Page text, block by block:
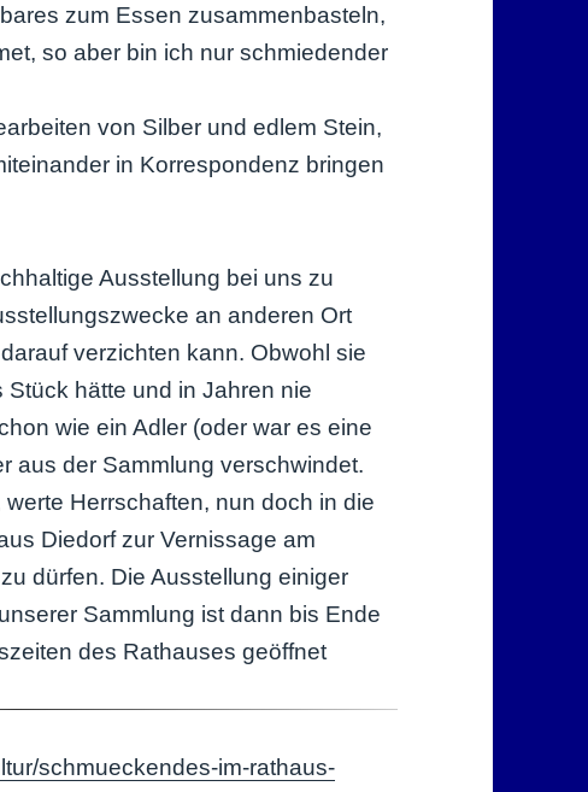
zum Essen zusammenbasteln,
so aber bin ich nur schmiedender
von Silber und edlem Stein,
in Korrespondenz bringen
Ausstellung bei uns zu
an anderen Ort
verzichten kann. Obwohl sie
hätte und in Jahren nie
wie ein Adler (oder war es eine
aus der Sammlung verschwindet.
Herrschaften, nun doch in die
Diedorf zur Vernissage am
dürfen. Die Ausstellung einiger
Sammlung ist dann bis Ende
des Rathauses geöffnet
schmueckendes-im-rathaus-